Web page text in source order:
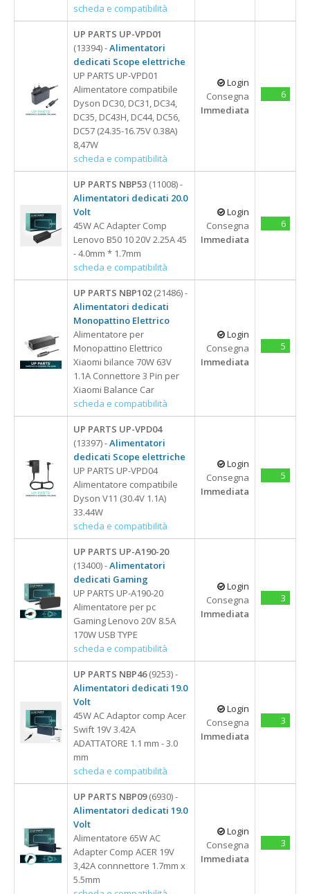
scheda e compatibilità
UP PARTS UP-VPD01
(13394) -Alimentatori
dedicati Scope elettriche
UP PARTS UP-VPD01
Alimentatore compatibile
Dyson DC30, DC31, DC34,
DC35, DC43H, DC44, DC56,
DC57 (24.35-16.75V 0.38A)
8,47W
scheda e compatibilità
Login
Consegna
Immediata
6
UP PARTS NBP53 (11008) -
Alimentatori dedicati 20.0
Volt
45W AC Adapter Comp
Lenovo B50 10 20V 2.25A 45
- 4.0mm * 1.7mm
scheda e compatibilità
Login
Consegna
Immediata
6
UP PARTS NBP102 (21486) -
Alimentatori dedicati
Monopattino Elettrico
Alimentatore per
Monopattino Elettrico
Xiaomi bilance 70W 63V
1.1A Connettore 3 Pin per
Xiaomi Balance Car
scheda e compatibilità
Login
Consegna
Immediata
5
UP PARTS UP-VPD04
(13397) -Alimentatori
dedicati Scope elettriche
UP PARTS UP-VPD04
Alimentatore compatibile
Dyson V11 (30.4V 1.1A)
33.44W
scheda e compatibilità
Login
Consegna
Immediata
5
UP PARTS UP-A190-20
(13400) -Alimentatori
dedicati Gaming
UP PARTS UP-A190-20
Alimentatore per pc
Gaming Lenovo 20V 8.5A
170W USB TYPE
scheda e compatibilità
Login
Consegna
Immediata
3
UP PARTS NBP46(9253) -
Alimentatori dedicati 19.0
Volt
45W AC Adaptor comp Acer
Swift 19V 3.42A
ADATTATORE 1.1 mm - 3.0
mm
scheda e compatibilità
Login
Consegna
Immediata
3
UP PARTS NBP09(6930) -
Alimentatori dedicati 19.0
Volt
Alimentatore 65W AC
Adapter Comp ACER 19V
3,42A connnettore 1.7mm x
5.5mm
Login
Consegna
Immediata
3